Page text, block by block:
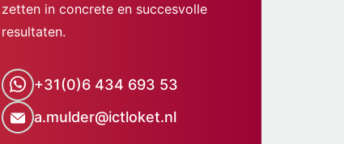
zetten in concrete en succesvolle
resultaten.
+31(0)6 434 693 53
a.mulder@ictloket.nl